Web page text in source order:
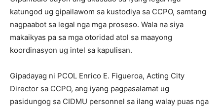
katungod ug gipailawom sa kustodiya sa CCPO, samtang
nagpaabot sa legal nga mga proseso. Wala na siya
makaikyas pa sa mga otoridad atol sa maayong
koordinasyon ug intel sa kapulisan.
Gipadayag ni PCOL Enrico E. Figueroa, Acting City
Director sa CCPO, ang iyang pagpasalamat ug
pasidungog sa CIDMU personnel sa ilang walay puas nga